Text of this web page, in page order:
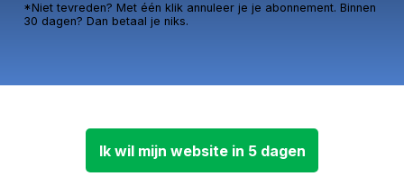
*Niet tevreden? Met één klik annuleer je je abonnement. Binnen
30 dagen? Dan betaal je niks.
Ik wil mijn website in 5 dagen